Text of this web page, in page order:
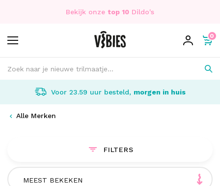
Bekijk onze top 10 Dildo's
0
Discreetverpakt én bezorgd
Alle Merken
FILTERS
MEEST BEKEKEN